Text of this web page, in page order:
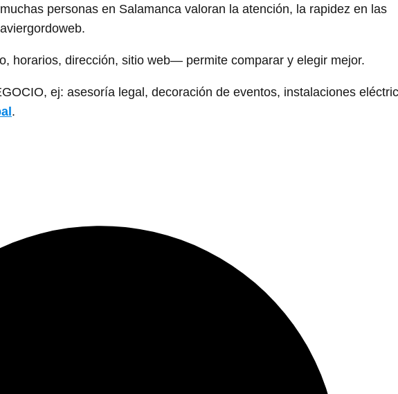
personas en Salamanca valoran la atención, la rapidez en las
horarios, dirección, sitio web— permite comparar y elegir mejor.
ej: asesoría legal, decoración de eventos, instalaciones
.